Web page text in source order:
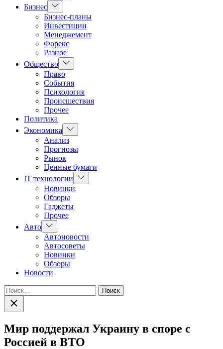
Бизнес Показать
подменю
Бизнес-планы
Инвестиции
Менеджемент
Форекс
Разное
Общество Показать
подменю
Право
События
Психология
Происшествия
Прочее
Политика
Экономика
Показать
подменю
Анализ
Прогнозы
Рынок
Ценные бумаги
IT технологии
Показать
подменю
Новинки
Обзоры
Гаджеты
Прочее
Авто Показать
подменю
Автоновости
Автосоветы
Новинки
Обзоры
Новости
Найти:
Закрыть
поиск
Мир поддержал Украину в споре с
Россией в ВТО